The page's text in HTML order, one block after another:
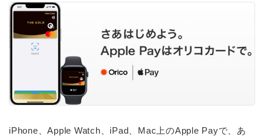
iPhone、Apple Watch、iPad、Mac上のApple Payで、あ